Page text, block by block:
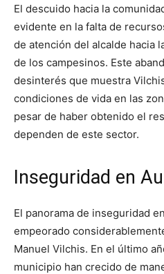
El descuido hacia la
evidente en la falta de
de atención del alcalde hacia
de los campesinos. Este
desinterés que muestra
condiciones de vida en las
pesar de haber obtenido el
dependen de este sector.
Inseguridad en
El panorama de inseguridad
empeorado
Manuel Vilchis. En el último
municipio han crecido de